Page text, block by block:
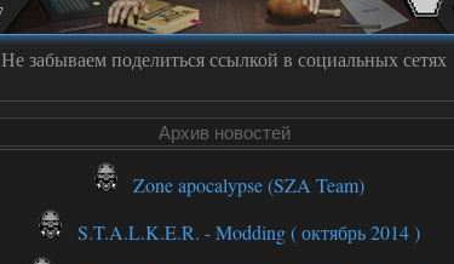
Не забываем поделиться ссылкой в социальных сетях
Архив новостей
Zone apocalypse (SZA Team)
S.T.A.L.K.E.R. - Modding ( октябрь 2014 )